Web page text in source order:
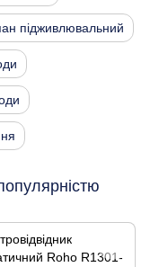
підживлювальний